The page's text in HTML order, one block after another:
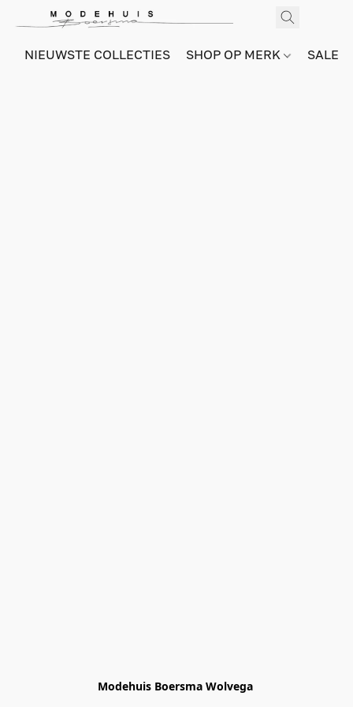
NIEUWSTE COLLECTIES SHOP OP MERK SALE
Modehuis Boersma Wolvega